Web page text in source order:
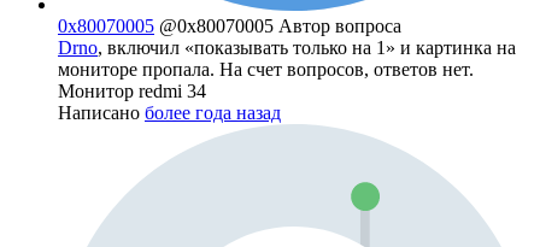
0x80070005 @0x80070005 Автор вопроса
Drno, включил «показывать только на 1» и картинка на
мониторе пропала. На счет вопросов, ответов нет.
Монитор redmi 34
Написано более года назад